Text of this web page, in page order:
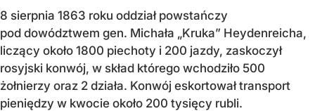
8 sierpnia 1863 roku oddział powstańczy
pod dowództwem gen. Michała „Kruka” Heydenreicha,
liczący około 1800 piechoty i 200 jazdy, zaskoczył
rosyjski konwój, w skład którego wchodziło 500
żołnierzy oraz 2 działa. Konwój eskortował transport
pieniędzy w kwocie około 200 tysięcy rubli.